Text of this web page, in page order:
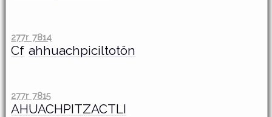
277r 7814
Cf ahhuachpiciltotôn
277r 7815
AHUACHPITZACTLI